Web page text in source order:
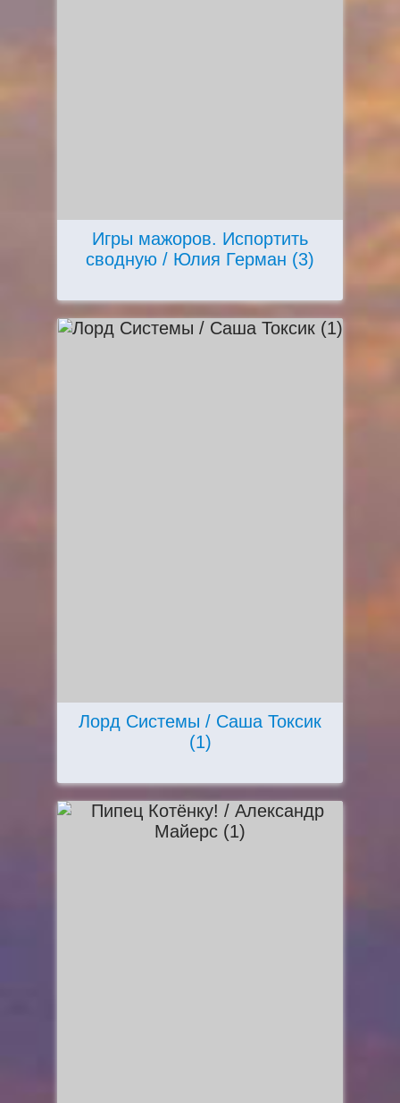
Игры мажоров. Испортить
сводную / Юлия Герман (3)
Лорд Системы / Саша Токсик
(1)